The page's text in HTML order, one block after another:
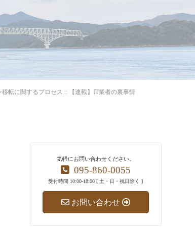
移転に関するプロセス :: 【連載】IT業者の裏事情
気軽にお問い合わせください。
095-860-0055
受付時間 10:00-18:00 [ 土・日・祝日除く ]
お問い合わせ